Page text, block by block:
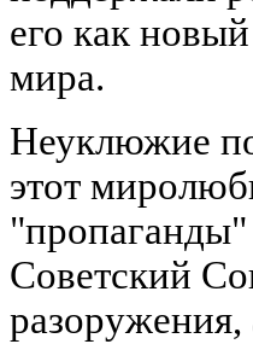
его как
мира.
Неуклюжие
этот
"пропаганды"
Советский